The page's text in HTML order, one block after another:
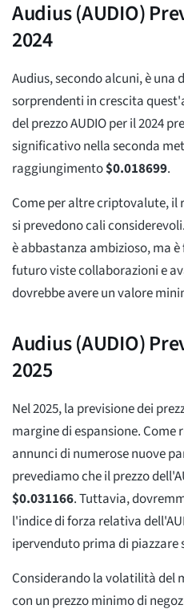
Audius (AUDIO)
2024
Audius, secondo alcuni, è una
sorprendenti in crescita
del prezzo AUDIO per il 2024
significativo nella seconda
raggiungimento$0.018699.
Come per altre criptovalute, il
si prevedono cali
è abbastanza ambizioso, ma
futuro viste collaborazioni e
dovrebbe avere un valore
Audius (AUDIO)
2025
Nel 2025, la previsione dei
margine di espansione.
annunci di numerose nuove
prevediamo che il prezzo
$0.031166. Tuttavia,
l'indice di forza relativa
ipervenduto prima di piazzare
Considerando la volatilità del
con un prezzo minimo di